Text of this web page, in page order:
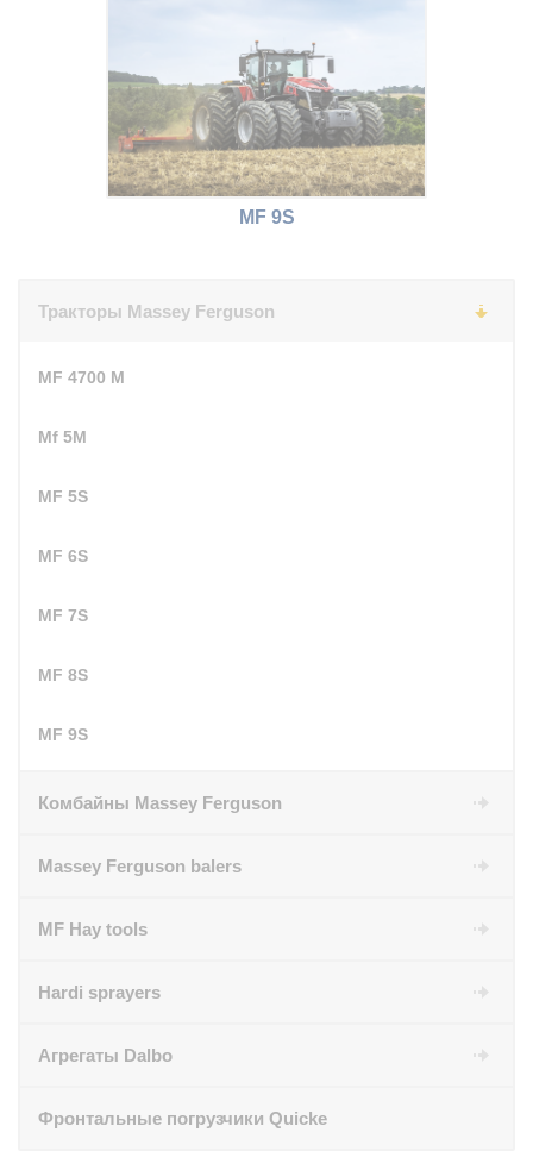
MF 9S
Тракторы Massey Ferguson
MF 4700 M
Mf 5M
MF 5S
MF 6S
MF 7S
MF 8S
MF 9S
Комбайны Massey Ferguson
Massey Ferguson balers
MF Hay tools
Hardi sprayers
Агрегаты Dalbo
Фронтальные погрузчики Quicke